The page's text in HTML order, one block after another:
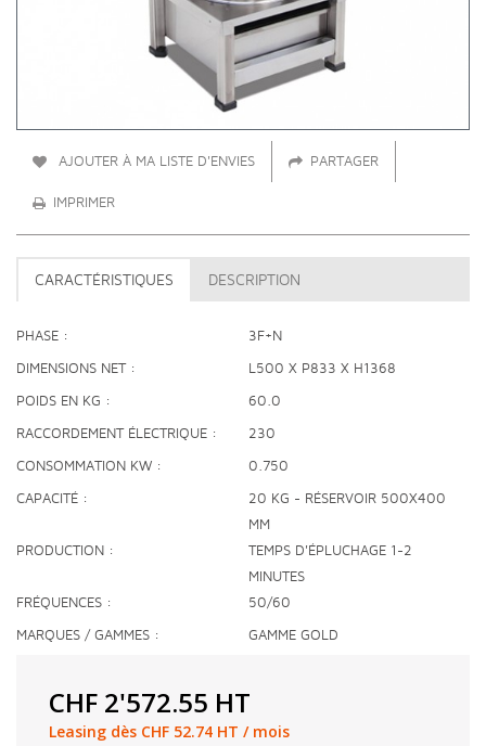
AJOUTER À MA LISTE D'ENVIES PARTAGER
IMPRIMER
CARACTÉRISTIQUES DESCRIPTION
PHASE 3F+N
DIMENSIONS NET L500 X P833 X H1368
POIDS EN KG 60.0
RACCORDEMENT ÉLECTRIQUE 230
CONSOMMATION KW 0.750
CAPACITÉ
20 KG - RÉSERVOIR 500X400
MM
PRODUCTION
TEMPS D'ÉPLUCHAGE 1-2
MINUTES
FRÉQUENCES
50/60
MARQUES / GAMMES GAMME GOLD
CHF 2'572.55 HT
Leasing dès CHF 52.74 HT / mois